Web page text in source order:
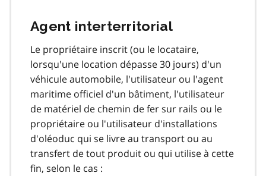
Agent interterritorial
Le propriétaire inscrit (ou le locataire,
lorsqu'une location dépasse 30 jours) d'un
véhicule automobile, l'utilisateur ou l'agent
maritime officiel d'un bâtiment, l'utilisateur
de matériel de chemin de fer sur rails ou le
propriétaire ou l'utilisateur d'installations
d'oléoduc qui se livre au transport ou au
transfert de tout produit ou qui utilise à cette
fin, selon le cas :